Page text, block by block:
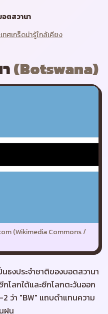
อตสวานา
ทศเกร็ดน่ารู้ใกล้เคียง
(Botswana)
(Wikimedia Commons /
ธงประจำชาติของบอตสวานา
โลกใต้และซีกโลกตะวันออก
2 ว่า "BW" แถบดำแทนความ
ฝน